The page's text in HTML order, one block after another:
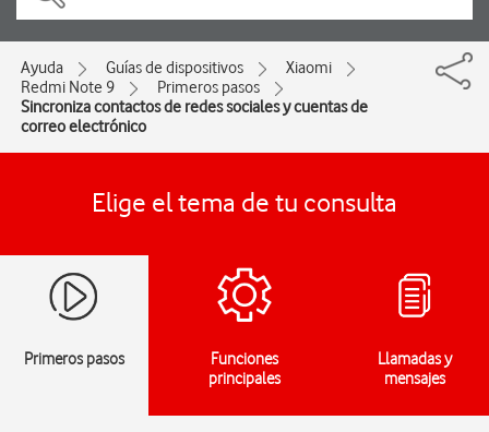
Ayuda Guías de dispositivos
Xiaomi
Redmi Note 9
Primeros pasos
Sincroniza contactos de redes sociales y cuentas de
correo electrónico
Elige el tema de tu consulta
Primeros pasos
Funciones
principales
Llamadas y
mensajes